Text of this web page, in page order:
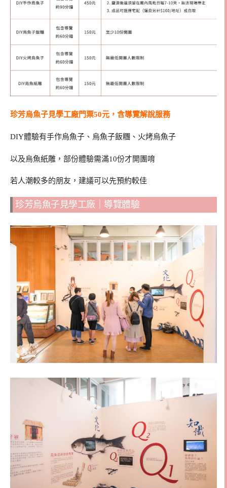
珍芳烏魚子見學工廠門票50元，含導覽解說服務
DIY體驗有手作烏魚子、烏魚子飯糰、火烤烏魚子
以及烏魚紙雕，部份體驗需滿10份才開團唷
若人潮較多的朋友，建議可以先預約較佳
珍芳烏魚子見學工廠｜導覽體驗